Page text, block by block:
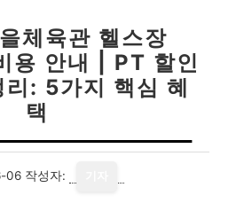
체육관 헬스장
용 안내 | PT 할인
: 5가지 핵심 혜
택
06 작성자: